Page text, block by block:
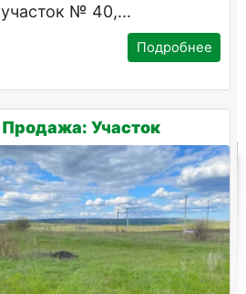
участок № 40,...
Подробнее
Продажа: Участок